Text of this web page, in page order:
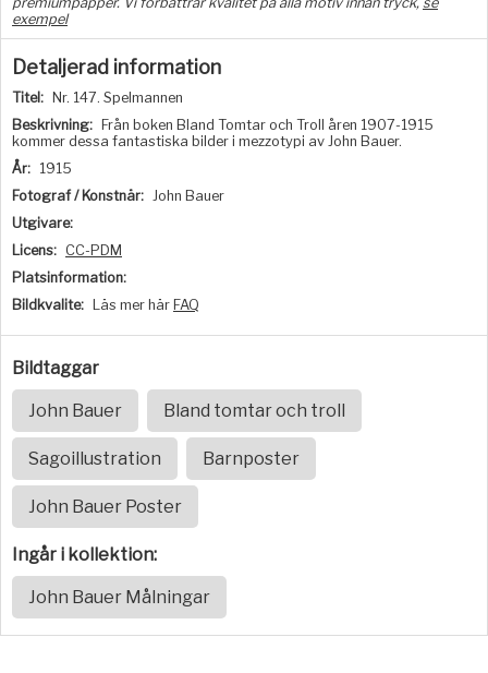
exempel
Detaljerad information
Titel:
Nr. 147. Spelmannen
Beskrivning:
Från boken Bland Tomtar och Troll åren 1907-1915
kommer dessa fantastiska bilder i mezzotypi av John Bauer.
År: 1915
Fotograf / Konstnär: John Bauer
Utgivare:
Licens: CC-PDM
Platsinformation:
Bildkvalite:
Läs mer här FAQ
Bildtaggar
John Bauer Bland tomtar och troll
Sagoillustration Barnposter
John Bauer Poster
Ingår i kollektion:
John Bauer Målningar